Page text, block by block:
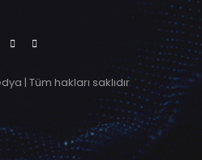
| Tüm hakları saklıdır